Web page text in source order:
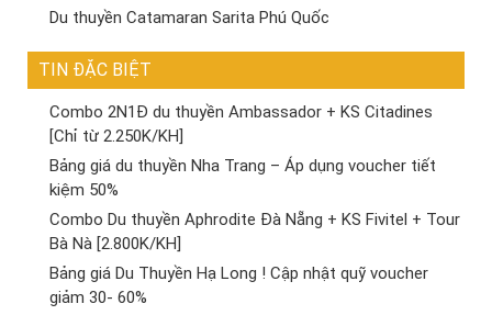
Du thuyền Catamaran Sarita Phú Quốc
TIN ĐẶC BIỆT
Combo 2N1Đ du thuyền Ambassador + KS Citadines
[Chỉ từ 2.250K/KH]
Bảng giá du thuyền Nha Trang – Áp dụng voucher tiết
kiệm 50%
Combo Du thuyền Aphrodite Đà Nẵng + KS Fivitel + Tour
Bà Nà [2.800K/KH]
Bảng giá Du Thuyền Hạ Long ! Cập nhật quỹ voucher
giảm 30- 60%